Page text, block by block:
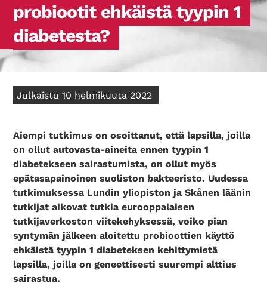
probiootit ehkäistä tyypin 1
diabetesta?
Julkaistu 10 helmikuuta 2022
Aiempi tutkimus on osoittanut, että lapsilla, joilla
on ollut autovasta-aineita ennen tyypin 1
diabetekseen sairastumista, on ollut myös
epätasapainoinen suoliston bakteeristo. Uudessa
tutkimuksessa Lundin yliopiston ja Skånen läänin
tutkijat aikovat tutkia eurooppalaisen
tutkijaverkoston viitekehyksessä, voiko pian
syntymän jälkeen aloitettu probioottien käyttö
ehkäistä tyypin 1 diabeteksen kehittymistä
lapsilla, joilla on geneettisesti suurempi alttius
sairastua.